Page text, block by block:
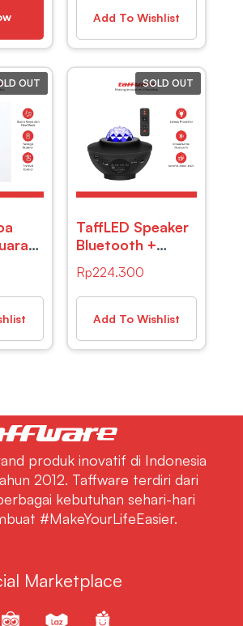
K300
Add To Wishlist
OUT
–
SOLD OUT
TaffLED Speaker
Bluetooth +
Proyektor +
Remote –
BR770613
Rp224.300
Add To Wishlist
produk inovatif di Indonesia
2012. Taffware terdiri dari
kebutuhan sehari-hari
#MakeYourLifeEasier.
Marketplace